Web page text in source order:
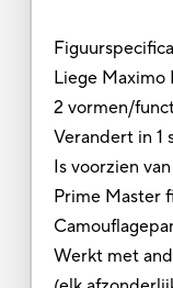
Liege Maximo
2 vormen/
Verandert in 1
Is voorzien
Prime Master
Werkt met